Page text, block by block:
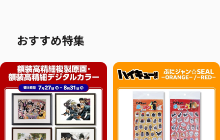
おすすめ特集